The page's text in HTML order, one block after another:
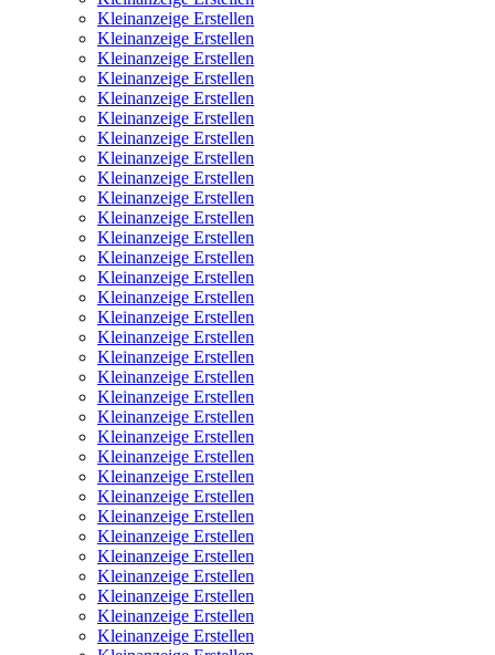
Kleinanzeige Erstellen
Kleinanzeige Erstellen
Kleinanzeige Erstellen
Kleinanzeige Erstellen
Kleinanzeige Erstellen
Kleinanzeige Erstellen
Kleinanzeige Erstellen
Kleinanzeige Erstellen
Kleinanzeige Erstellen
Kleinanzeige Erstellen
Kleinanzeige Erstellen
Kleinanzeige Erstellen
Kleinanzeige Erstellen
Kleinanzeige Erstellen
Kleinanzeige Erstellen
Kleinanzeige Erstellen
Kleinanzeige Erstellen
Kleinanzeige Erstellen
Kleinanzeige Erstellen
Kleinanzeige Erstellen
Kleinanzeige Erstellen
Kleinanzeige Erstellen
Kleinanzeige Erstellen
Kleinanzeige Erstellen
Kleinanzeige Erstellen
Kleinanzeige Erstellen
Kleinanzeige Erstellen
Kleinanzeige Erstellen
Kleinanzeige Erstellen
Kleinanzeige Erstellen
Kleinanzeige Erstellen
Kleinanzeige Erstellen